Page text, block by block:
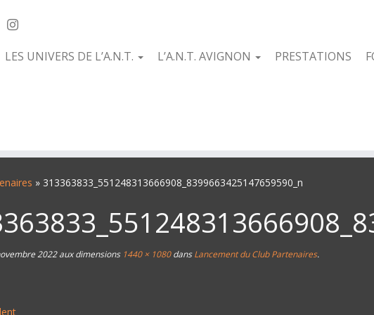
LES UNIVERS DE L’A.N.T. L’A.N.T. AVIGNON PRESTATIONS
» 313363833_551248313666908_8399663425147659590_n
2022aux dimensions1440 × 1080dansLancement du Club Partenaires.